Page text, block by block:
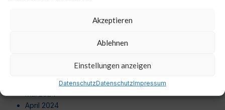
Akzeptieren
Ablehnen
Einstellungen anzeigen
DatenschutzDatenschutzImpressum
Mai 2024
April 2024